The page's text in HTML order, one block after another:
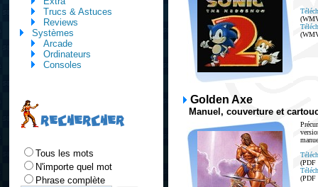
Golden Axe
Manuel, couverture et
(PDF
(PDF
Trucs & Astuces
Reviews
Systèmes
Arcade
Ordinateurs
Consoles
RECHERCHER
Tous les mots
N'importe quel mot
Phrase complète